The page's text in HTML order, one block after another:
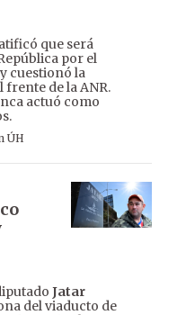
que será
por el
cuestionó la
de la ANR.
actuó como
ÚH
Jatar
del viaducto de